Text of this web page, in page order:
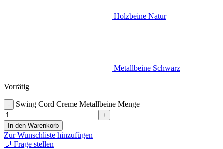
Holzbeine Natur
Metallbeine Schwarz
Vorrätig
- Swing Cord Creme Metallbeine Menge
+
In den Warenkorb
Zur Wunschliste hinzufügen
💬 Frage stellen